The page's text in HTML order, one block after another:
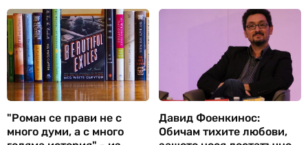
"Роман се прави не с
много думи, а с много
Давид Фоенкинос:
Обичам тихите любови,